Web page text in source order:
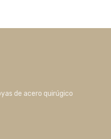
de acero quirúgico